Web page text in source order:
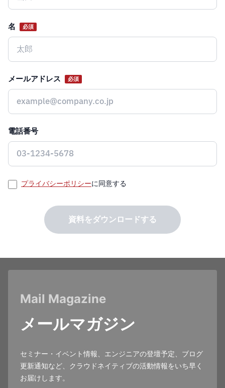
名 必須
メールアドレス 必須
電話番号
プライバシーポリシーに同意する
資料をダウンロードする
Mail Magazine
メールマガジン
セミナー・イベント情報、エンジニアの登壇予定、ブログ
更新通知など、クラウドネイティブの活動情報をいち早く
お届けします。